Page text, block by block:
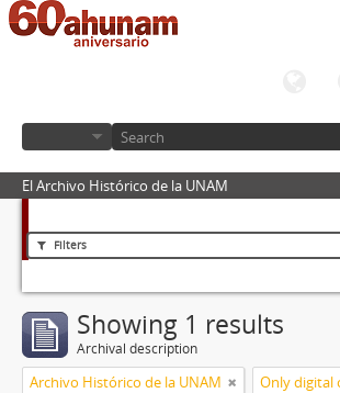
El Archivo Histórico de la UNAM
Filters
Showing 1 results
Archival description
Archivo Histórico de la UNAM
Only digital